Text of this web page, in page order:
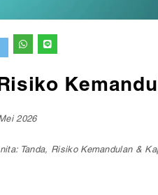
2026
Tanda, Risiko Kemandulan &